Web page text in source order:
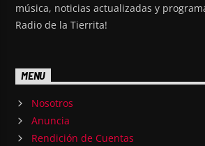
música, noticias actualizadas y
Radio de la Tierrita!
MENU
Nosotros
Anuncia
Rendición de Cuentas